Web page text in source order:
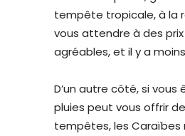
tempête tropicale, à la
vous attendre à des
agréables, et il y a
D’un autre côté, si
pluies peut vous offrir
tempêtes, les Caraïbes